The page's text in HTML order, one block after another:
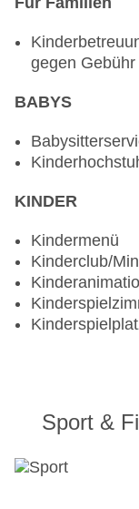
gegen Gebühr
BABYS
KINDER
Kindermenü
Kinderclub/
Sport &